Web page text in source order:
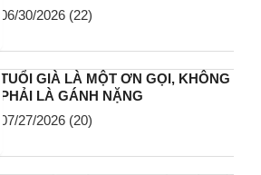
06/30/2026 (22)
TUỔI GIÀ LÀ MỘT ƠN GỌI, KHÔNG
PHẢI LÀ GÁNH NẶNG
07/27/2026 (20)